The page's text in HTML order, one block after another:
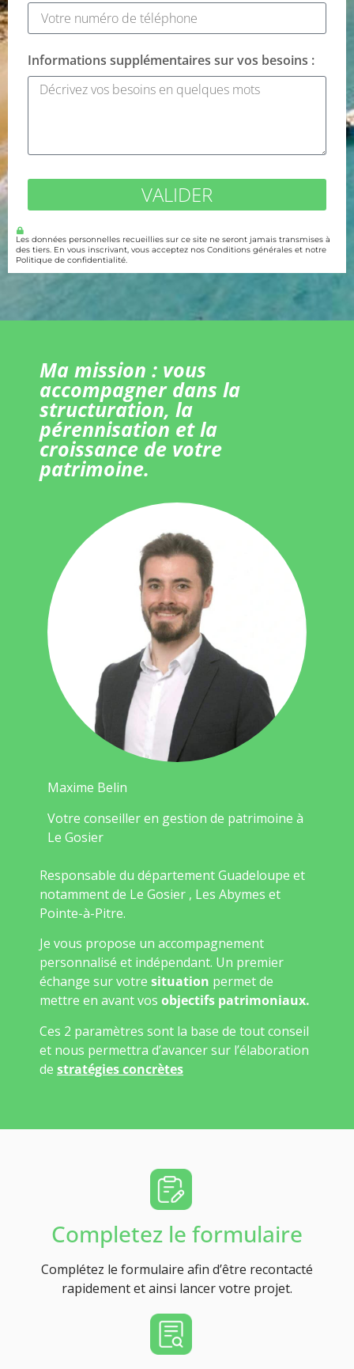
Informations supplémentaires sur vos besoins :
VALIDER
Les données personnelles recueillies sur ce site ne seront jamais transmises à
des tiers. En vous inscrivant, vous acceptez nos Conditions générales et notre
Politique de confidentialité.
Ma mission : vous
accompagner dans la
structuration, la
pérennisation et la
croissance de votre
patrimoine.
Maxime Belin
Votre conseiller en gestion de patrimoine à
Le Gosier
Responsable du département Guadeloupe et
notamment de Le Gosier , Les Abymes et
Pointe-à-Pitre.
Je vous propose un accompagnement
personnalisé et indépendant. Un premier
échange sur votre situation permet de
mettre en avant vos objectifs patrimoniaux.
Ces 2 paramètres sont la base de tout conseil
et nous permettra d’avancer sur l’élaboration
de stratégies concrètes
Completez le formulaire
Complétez le formulaire afin d’être recontacté
rapidement et ainsi lancer votre projet.